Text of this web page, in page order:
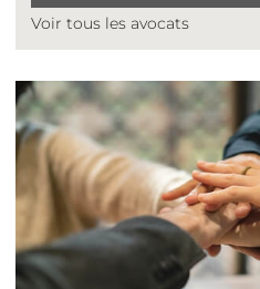
Voir tous les avocats